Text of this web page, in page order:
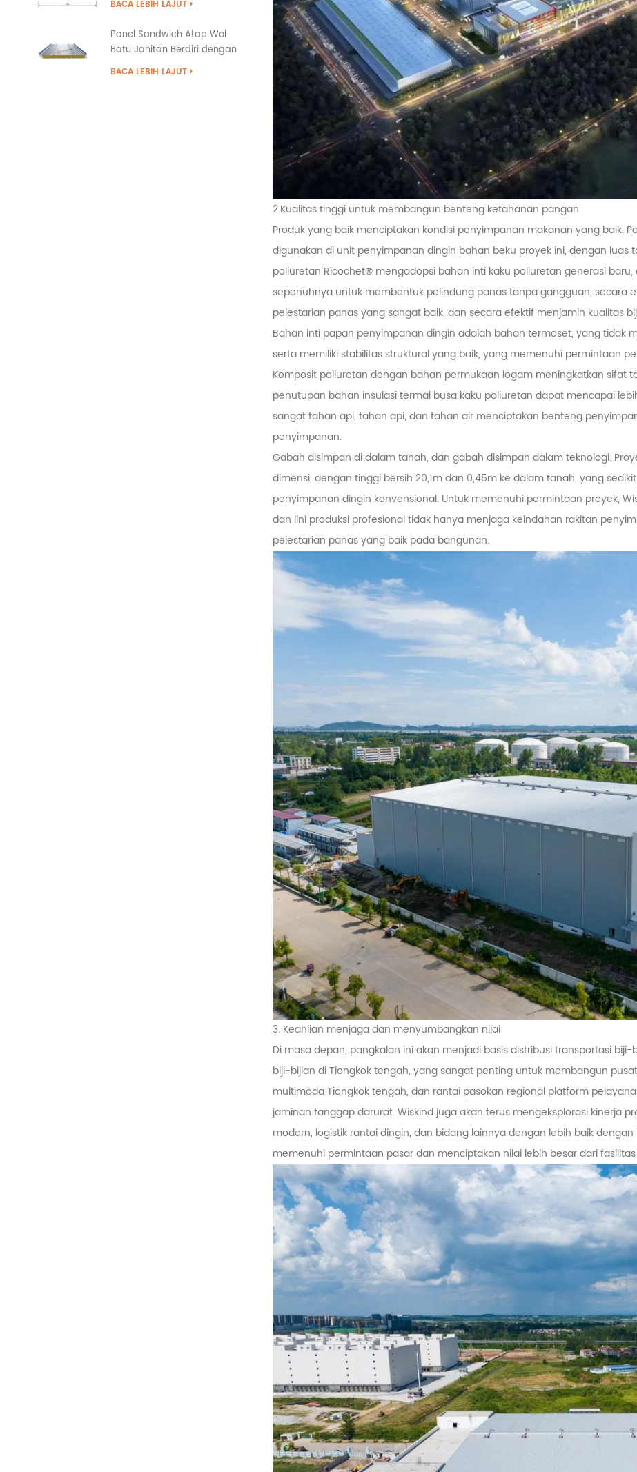
BACA LEBIH LAJUT
Panel Sandwich Atap Wol
Batu Jahitan Berdiri dengan
Penyegelan Tepi PU
BACA LEBIH LAJUT
2.Kualitas tinggi untuk membangun benteng ketahanan pangan
Produk yang baik menciptakan kondisi penyimpanan makanan yang baik.
digunakan di unit penyimpanan dingin bahan beku proyek ini, dengan luas
poliuretan Ricochet® mengadopsi bahan inti kaku poliuretan generasi
sepenuhnya untuk membentuk pelindung panas tanpa gangguan, secara
pelestarian panas yang sangat baik, dan secara efektif menjamin kualitas
Bahan inti papan penyimpanan dingin adalah bahan termoset, yang tidak
serta memiliki stabilitas struktural yang baik, yang memenuhi permintaan
Komposit poliuretan dengan bahan permukaan logam meningkatkan sifat
penutupan bahan insulasi termal busa kaku poliuretan dapat mencapai
sangat tahan api, tahan api, dan tahan air menciptakan benteng
penyimpanan.
Gabah disimpan di dalam tanah, dan gabah disimpan dalam teknologi.
dimensi, dengan tinggi bersih 20,1m dan 0,45m ke dalam tanah, yang
penyimpanan dingin konvensional. Untuk memenuhi permintaan proyek,
dan lini produksi profesional tidak hanya menjaga keindahan rakitan
pelestarian panas yang baik pada bangunan.
3. Keahlian menjaga dan menyumbangkan nilai
Di masa depan, pangkalan ini akan menjadi basis distribusi transportasi
biji-bijian di Tiongkok tengah, yang sangat penting untuk membangun
multimoda Tiongkok tengah, dan rantai pasokan regional platform
jaminan tanggap darurat. Wiskind juga akan terus mengeksplorasi kinerja
modern, logistik rantai dingin, dan bidang lainnya dengan lebih baik
memenuhi permintaan pasar dan menciptakan nilai lebih besar dari